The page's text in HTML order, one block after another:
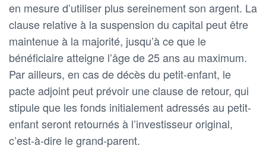
en mesure d’utiliser plus sereinement son argent. La
clause relative à la suspension du capital peut être
maintenue à la majorité, jusqu’à ce que le
bénéficiaire atteigne l’âge de 25 ans au maximum.
Par ailleurs, en cas de décès du petit-enfant, le
pacte adjoint peut prévoir une clause de retour, qui
stipule que les fonds initialement adressés au petit-
enfant seront retournés à l’investisseur original,
c’est-à-dire le grand-parent.